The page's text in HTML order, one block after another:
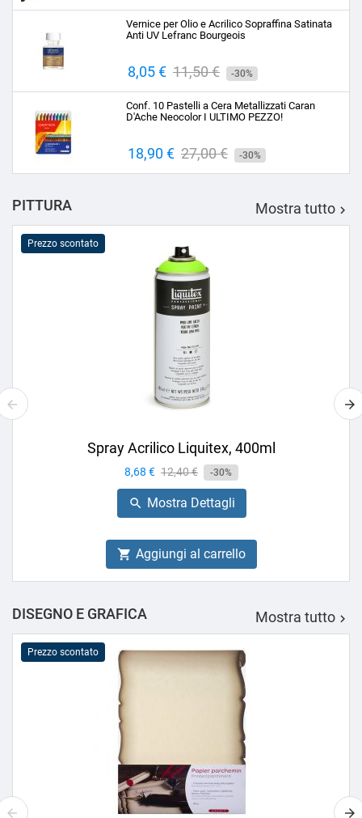
base
Vernice per Olio e Acrilico Sopraffina Satinata
Anti UV Lefranc Bourgeois
Prezzo
8,05 € Prezzo
base
11,50 € -30%
Conf. 10 Pastelli a Cera Metallizzati Caran
D'Ache Neocolor I ULTIMO PEZZO!
Prezzo
18,90 € Prezzo
base
27,00 € -30%
PITTURA Mostra tutto 
Prezzo scontato
Spray Acrilico Liquitex, 400ml
Prezzo
8,68 € Prezzo
base
12,40 € -30%
 Mostra Dettagli
 Aggiungi al carrello
DISEGNO E GRAFICA Mostra tutto 
Prezzo scontato